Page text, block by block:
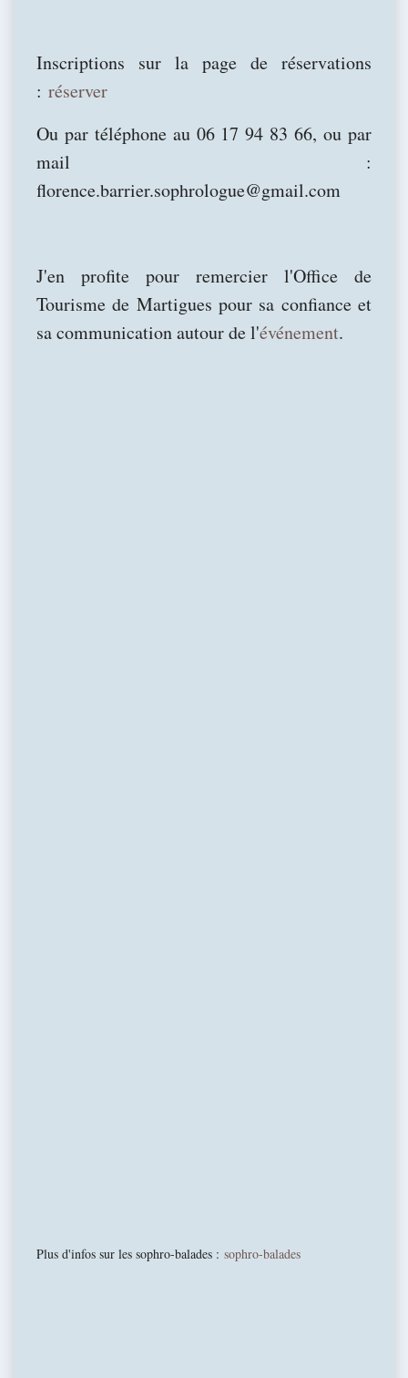
Inscriptions sur la page de réservations
: réserver
Ou par téléphone au 06 17 94 83 66, ou par
mail :
florence.barrier.sophrologue@gmail.com
J'en profite pour remercier l'Office de
Tourisme de Martigues pour sa confiance et
sa communication autour de l'événement.
Plus d'infos sur les sophro-balades : sophro-balades